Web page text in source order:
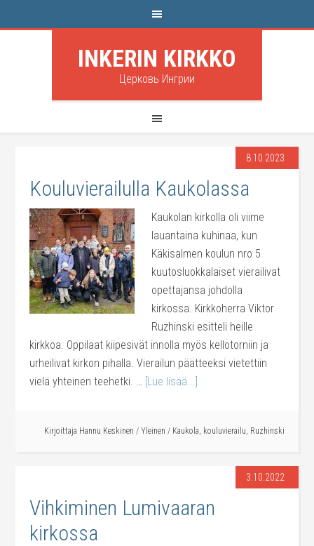
INKERIN KIRKKO
Церковь Ингрии
8.10.2023
Kouluvierailulla Kaukolassa
Kaukolan kirkolla oli viime
lauantaina kuhinaa, kun
Käkisalmen koulun nro 5
kuutosluokkalaiset vierailivat
opettajansa johdolla
kirkossa. Kirkkoherra Viktor
Ruzhinski esitteli heille
kirkkoa. Oppilaat kiipesivät innolla myös kellotorniin ja
urheilivat kirkon pihalla. Vierailun päätteeksi vietettiin
vielä yhteinen teehetki. … [Lue lisää...]
Kirjoittaja Hannu Keskinen / Yleinen / Kaukola, kouluvierailu, Ruzhinski
3.10.2022
Vihkiminen Lumivaaran
kirkossa